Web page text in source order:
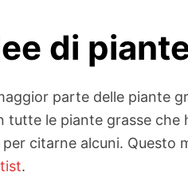
di
parte delle piante
tutte le piante grasse
per citarne alcuni. Questo
.